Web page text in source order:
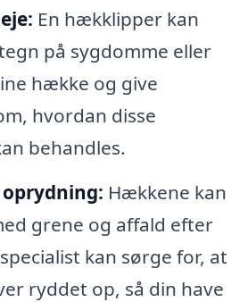
En hækklipper kan
på sygdomme eller
hække og give
hvordan disse
behandles.
Hækkene kan
grene og affald efter
kan sørge for, at
ryddet op, så din have